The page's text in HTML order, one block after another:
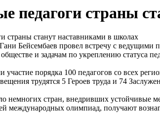
педагоги страны
Бейсембаев провел встречу с ведущими
и задачам по укреплению статуса
порядка 100 педагогов со всех
трудятся 5 Героев труда и 74
немногих стран, внедривших устойчивые
международных олимпиад, получают